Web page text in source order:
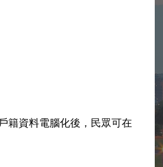
籍資料電腦化後，民眾可在